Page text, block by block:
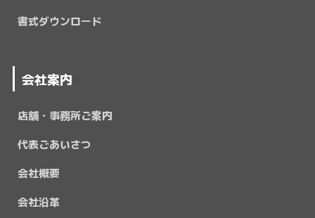
書式ダウンロード
会社案内
店舗・事務所ご案内
代表ごあいさつ
会社概要
会社沿革